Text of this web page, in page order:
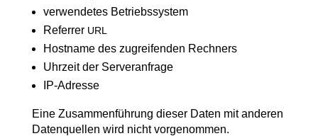
ver­wen­de­tes Betriebssystem
Refer­rer URL
Host­na­me des zugrei­fen­den Rechners
Uhr­zeit der Serveranfrage
IP-Adres­se
Eine Zusam­men­füh­rung die­ser Daten mit ande­ren
Daten­quel­len wird nicht vorgenommen.